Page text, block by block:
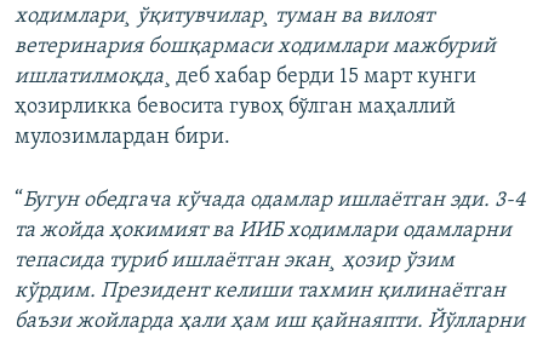
ходимлари¸ ўқитувчилар¸ туман ва вилоят
ветеринария бошқармаси ходимлари мажбурий
ишлатилмоқда¸ деб хабар берди 15 март кунги
ҳозирликка бевосита гувоҳ бўлган маҳаллий
мулозимлардан бири.
“Бугун обедгача кўчада одамлар ишлаëтган эди. 3-4
та жойда ҳокимият ва ИИБ ходимлари одамларни
тепасида туриб ишлаëтган экан¸ ҳозир ўзим
кўрдим. Президент келиши тахмин қилинаëтган
баъзи жойларда ҳали ҳам иш қайнаяпти. Йўлларни